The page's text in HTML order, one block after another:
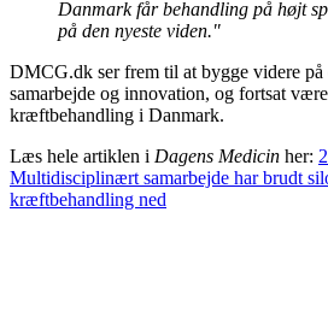
Danmark får behandling på højt
på den nyeste viden."
DMCG.dk ser frem til at bygge videre
samarbejde og innovation, og fortsat
kræftbehandling i Danmark.
Læs hele artiklen i Dagens Medicin her:
Multidisciplinært samarbejde har brudt
kræftbehandling ned